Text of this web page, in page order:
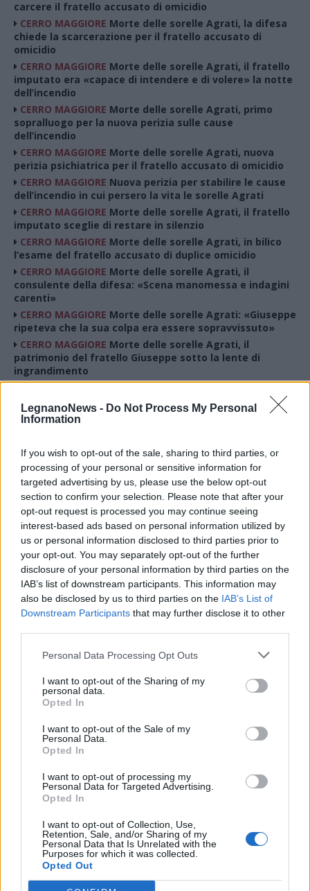
LegnanoNews - Do Not Process My Personal
Information
If you wish to opt-out of the sale, sharing to third parties, or
processing of your personal or sensitive information for
targeted advertising by us, please use the below opt-out
section to confirm your selection. Please note that after your
opt-out request is processed you may continue seeing
interest-based ads based on personal information utilized by
us or personal information disclosed to third parties prior to
your opt-out. You may separately opt-out of the further
disclosure of your personal information by third parties on the
IAB’s list of downstream participants. This information may
also be disclosed by us to third parties on the IAB’s List of
Downstream Participants that may further disclose it to other
Personal Data Processing Opt Outs
I want to opt-out of the Sharing of my
personal data.
Opted In
I want to opt-out of the Sale of my
Personal Data.
Opted In
I want to opt-out of processing my
Personal Data for Targeted Advertising.
Opted In
I want to opt-out of Collection, Use,
Retention, Sale, and/or Sharing of my
Personal Data that Is Unrelated with the
Purposes for which it was collected.
Opted Out
carcere il fratello accusato di omicidio
CERRO MAGGIORE Morte delle sorelle Agrati, la difesa
chiede la scarcerazione per il fratello accusato di
omicidio
CERRO MAGGIORE Morte delle sorelle Agrati, il fratello
imputato era «capace di intendere e di volere» la notte
dell’incendio
CERRO MAGGIORE Morte delle sorelle Agrati, primo
sopralluogo per la nuova perizia sulle cause
dell’incendio
CERRO MAGGIORE Morte delle sorelle Agrati, nuova
perizia psichiatrica per il fratello accusato di omicidio
CERRO MAGGIORE Nuova perizia per stabilire le cause
dell’incendio in cui persero la vita le sorelle Agrati
CERRO MAGGIORE Morte delle sorelle Agrati, il fratello
imputato sceglie di restare in silenzio
CERRO MAGGIORE Morte delle sorelle Agrati, in bilico
l’esame del fratello accusato di duplice omicidio
CERRO MAGGIORE Morte delle sorelle Agrati, il
consulente della difesa: «Scena manomessa e indagini
carenti»
CERRO MAGGIORE Morte delle sorelle Agrati: «Giuseppe
ripeteva che la sua colpa era essere sopravvissuto»
CERRO MAGGIORE Morte delle sorelle Agrati, il
patrimonio del fratello Giuseppe sotto la lente di
ingrandimento
CERRO MAGGIOREMorte delle sorelle Agrati, in aula
l’«ossessione» del fratello per i fondi dei brevetti
“americani”
CERRO MAGGIOREMorte delle sorelle Agrati, parla il
nipote: «Mia zia Carla preoccupata dalle reazioni del
fratello»
CERRO MAGGIOREMorte delle sorelle Agrati, la difesa
chiede i domiciliari per il fratello accusato di omicidio
CERRO MAGGIORETorna in aula la morte delle sorelle
Agrati: «Più punti di innesco per l’incendio»
CERRO MAGGIOREQuei lunghi minuti in cui Giuseppe
Agrati non disse che le sorelle erano nell’appartamento
che bruciava
CERRO MAGGIORE Morte delle sorelle Agrati, il fratello
accusato di omicidio: «Innocente, ma non posso
difendermi»
CERRO MAGGIORECerro Maggiore, Agrati rinviato a
giudizio per l’omicidio delle sorelle
Incendio casa Agrati a Cerro Maggiore: in carcere il
fratello
Incendio casa Agrati, il fratello Giuseppe si dichiara
Incendio di via Roma a Cerro Maggiore, perizia per
Giuseppe Agrati
volontario aggravato e incendio
Incendio di via Roma, la Procura chiede l’archiviazione
Scientifica per il caso Agrati, chiuso il centro di Cerro
Maggiore
Incendio nella notte: muoiono due sorelle
CERRO MAGGIORE
Corte d’Assise il movente dell’omicidio è economico